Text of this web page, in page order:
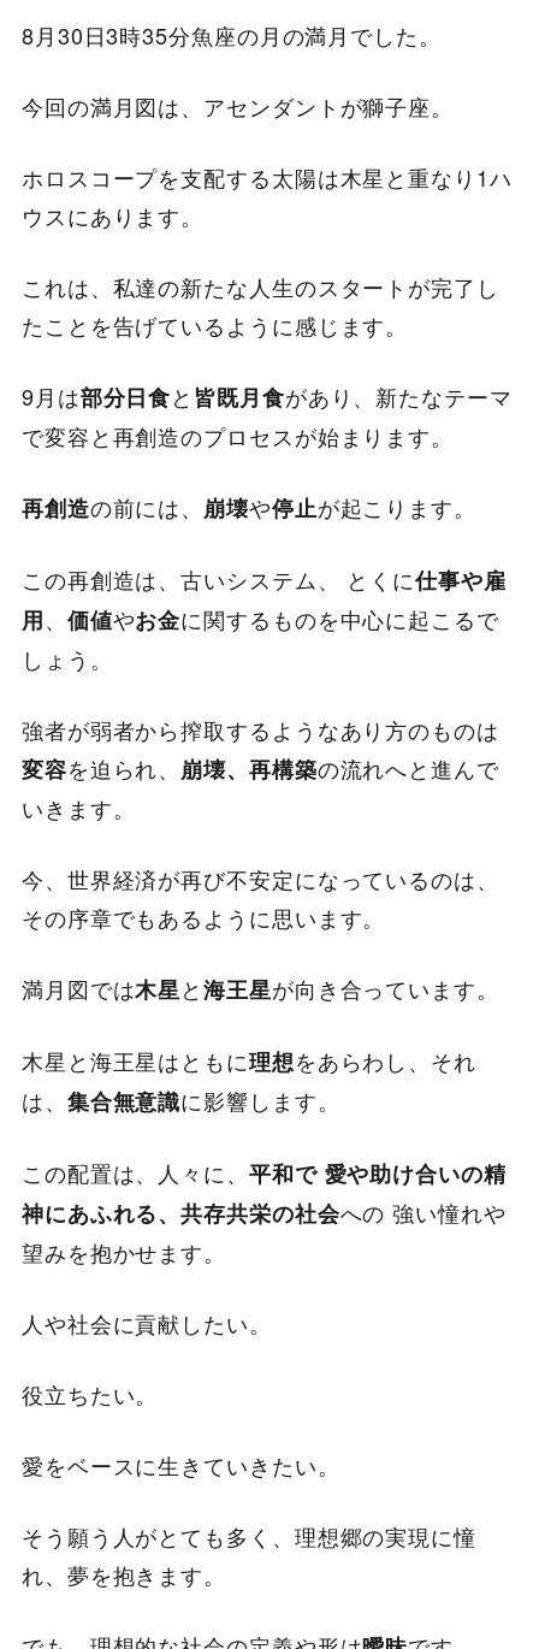
8月30日3時35分魚座の月の満月でした。
今回の満月図は、アセンダントが獅子座。
ホロスコープを支配する太陽は木星と重なり1ハ
ウスにあります。
これは、私達の新たな人生のスタートが完了し
たことを告げているように感じます。
9月は部分日食と 皆既月食があり、新たなテーマ
で変容と再創造のプロセスが始まります。
再創造の前には、 崩壊や停止が起こります。
この再創造は、古いシステム、 とくに仕事や雇
用、 価値やお金に関するものを中心に起こるで
しょう。
強者が弱者から搾取するようなあり方のものは
変容を迫られ、 崩壊、再構築の流れへと進んで
いきます。
今、世界経済が再び不安定になっているのは、
その序章でもあるように思います。
満月図では木星と海王星が向き合っています。
木星と海王星はともに理想をあらわし、それ
は、 集合無意識に影響します。
この配置は、人々に、 平和で 愛や助け合いの精
神にあふれる、共存共栄の社会への 強い憧れや
望みを抱かせます。
人や社会に貢献したい。
役立ちたい。
愛をベースに生きていきたい。
そう願う人がとても多く、理想郷の実現に憧
れ、夢を抱きます。